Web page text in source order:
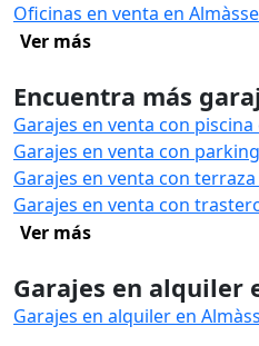
Oficinas en venta en
Ver más
Encuentra más
Garajes en venta con
Garajes en venta con
Garajes en venta con
Garajes en venta con
Ver más
Garajes en alquiler
Garajes en alquiler en